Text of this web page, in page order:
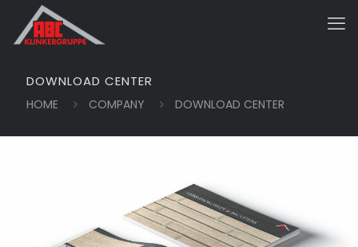
DOWNLOAD CENTER
HOME COMPANY DOWNLOAD CENTER